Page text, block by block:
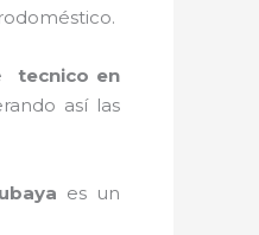
tecnico en
así las
es un